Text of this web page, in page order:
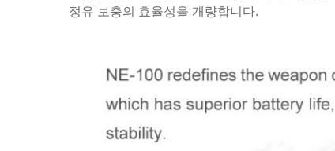
정유 보충의 효율성을 개량합니다.